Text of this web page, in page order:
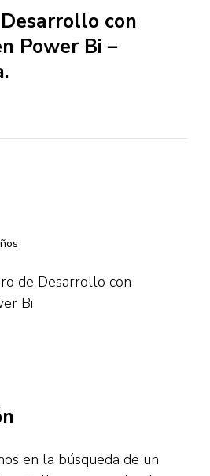
con
Power Bi –
de Desarrollo con
Bi
en la búsqueda de un